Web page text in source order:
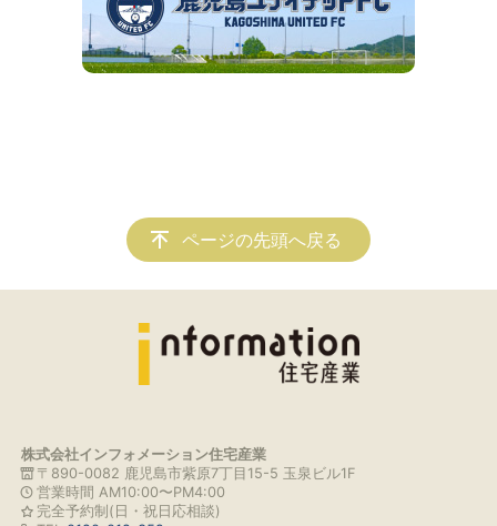
ページの先頭へ戻る
株式会社インフォメーション住宅産業
〒890-0082 鹿児島市紫原7丁目15-5 玉泉ビル1F
営業時間 AM10:00〜PM4:00
完全予約制(日・祝日応相談)